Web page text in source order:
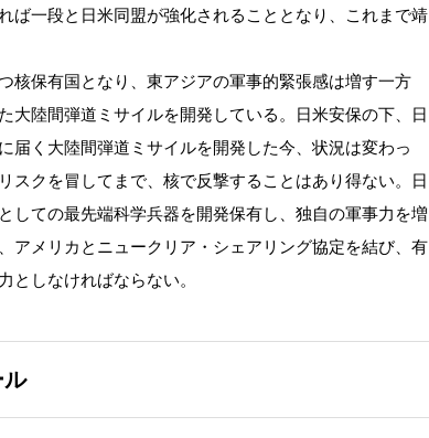
ば一段と日米同盟が強化されることとなり、これまで靖
保有国となり、東アジアの軍事的緊張感は増す一方
大陸間弾道ミサイルを開発している。日米安保の下、日
届く大陸間弾道ミサイルを開発した今、状況は変わっ
スクを冒してまで、核で反撃することはあり得ない。日
しての最先端科学兵器を開発保有し、独自の軍事力を増
アメリカとニュークリア・シェアリング協定を結び、有
としなければならない。